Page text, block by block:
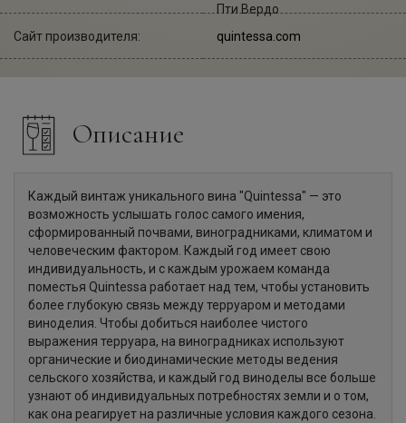
Пти Вердо
Сайт производителя:
quintessa.com
Описание
Каждый винтаж уникального вина "Quintessa" — это
возможность услышать голос самого имения,
сформированный почвами, виноградниками, климатом и
человеческим фактором. Каждый год имеет свою
индивидуальность, и с каждым урожаем команда
поместья Quintessa работает над тем, чтобы установить
более глубокую связь между терруаром и методами
виноделия. Чтобы добиться наиболее чистого
выражения терруара, на виноградниках используют
органические и биодинамические методы ведения
сельского хозяйства, и каждый год виноделы все больше
узнают об индивидуальных потребностях земли и о том,
как она реагирует на различные условия каждого сезона.